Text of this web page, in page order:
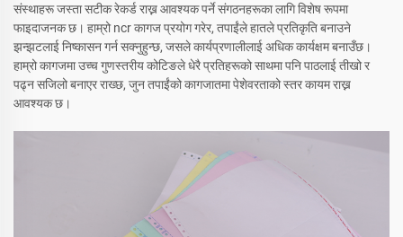
संस्थाहरू जस्ता सटीक रेकर्ड राख्न आवश्यक पर्ने संगठनहरूका लागि विशेष रूपमा
फाइदाजनक छ। हाम्रो ncr कागज प्रयोग गरेर, तपाईंले हातले प्रतिकृति बनाउने
झन्झटलाई निष्कासन गर्न सक्नुहुन्छ, जसले कार्यप्रणालीलाई अधिक कार्यक्षम बनाउँछ।
हाम्रो कागजमा उच्च गुणस्तरीय कोटिङले धेरै प्रतिहरूको साथमा पनि पाठलाई तीखो र
पढ्न सजिलो बनाएर राख्छ, जुन तपाईंको कागजातमा पेशेवरताको स्तर कायम राख्न
आवश्यक छ।